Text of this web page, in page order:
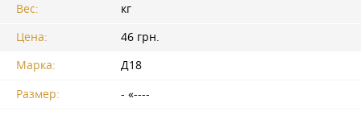
Вес:
кг
Цена:
46 грн.
Марка:
Д18
Размер:
- «----